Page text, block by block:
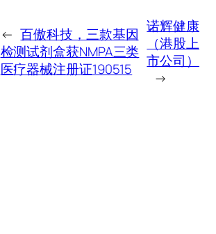
← 百傲科技，三款基因
检测试剂盒获NMPA三类
医疗器械注册证190515
诺辉健康
（港股上
市公司）
→